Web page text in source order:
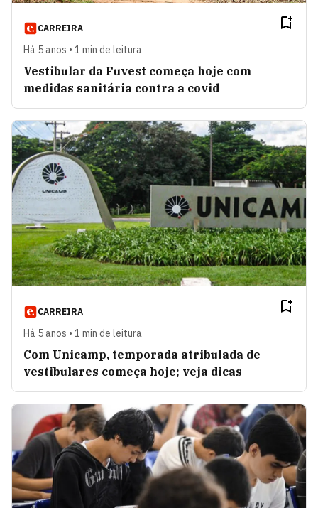
CARREIRA
Há 5 anos • 1 min de leitura
Vestibular da Fuvest começa hoje com
medidas sanitária contra a covid
CARREIRA
Há 5 anos • 1 min de leitura
Com Unicamp, temporada atribulada de
vestibulares começa hoje; veja dicas